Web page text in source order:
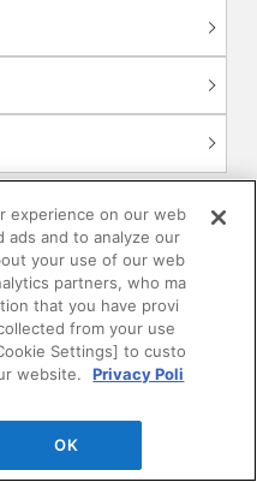
experience on our web
ads and to analyze our
your use of our web
partners, who ma
that you have provi
from your use
Settings] to custo
website.
Privacy Poli
OK